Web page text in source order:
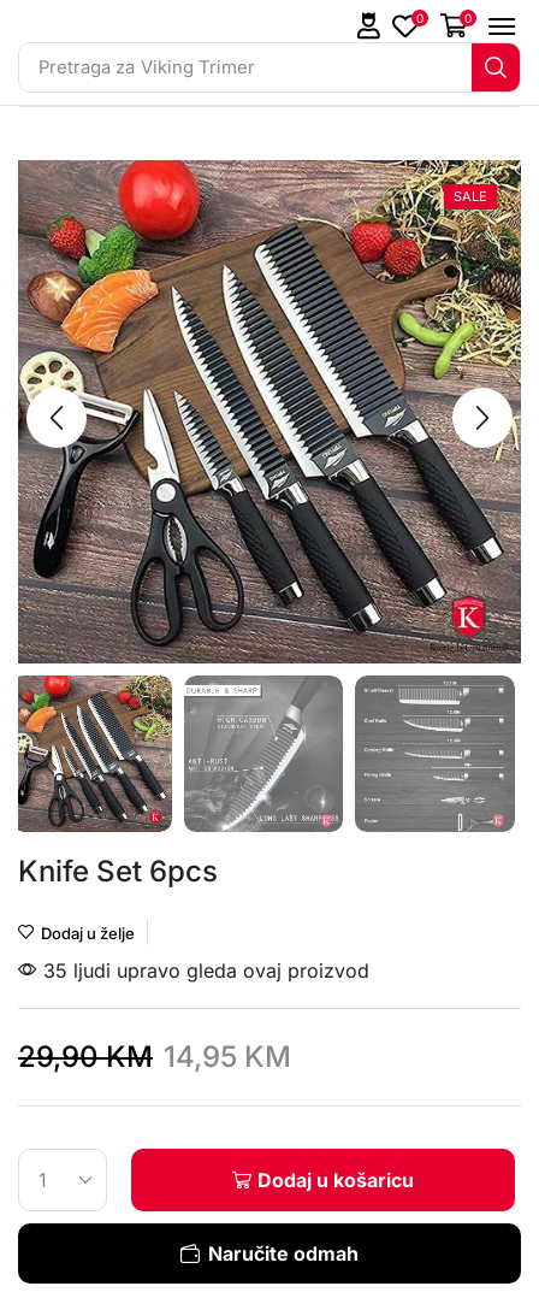
Pretraga za Viking Trimer
0 0
SALE
Knife Set 6pcs
Dodaj u želje
35 ljudi upravo gleda ovaj proizvod
29,90KM 14,95 KM
Dodaj u košaricu
Naručite odmah